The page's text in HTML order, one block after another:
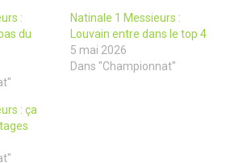
:
du
Natinale 1 Messieurs :
Louvain entre dans le top 4
5 mai 2026
Dans "Championnat"
: ça